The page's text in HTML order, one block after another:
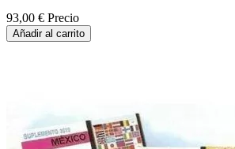
93,00 € Precio
Añadir al carrito